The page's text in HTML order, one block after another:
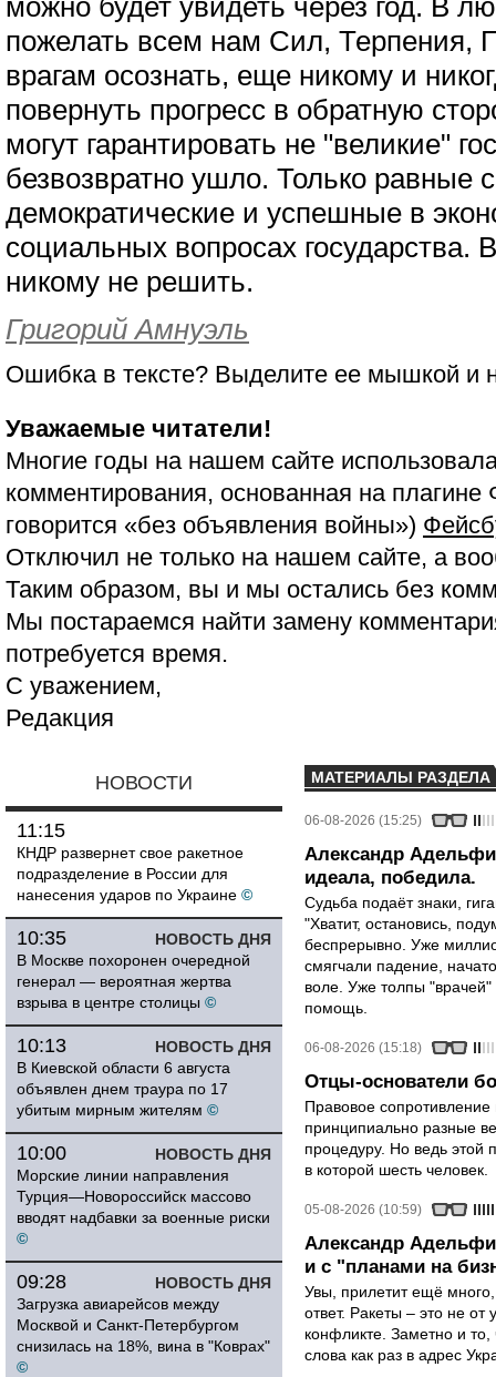
можно будет увидеть через год. В
пожелать всем нам Сил, Терпения,
врагам осознать, еще никому и
повернуть прогресс в обратную
могут гарантировать не "великие"
безвозвратно ушло. Только равные
демократические и успешные в
социальных вопросах государства.
никому не решить.
Григорий Амнуэль
Ошибка в тексте? Выделите ее мышкой и
Уважаемые читатели!
Многие годы на нашем сайте
комментирования, основанная на
говорится «без объявления войны»)
Отключил не только на нашем сайте, а
Таким образом, вы и мы остались без
Мы постараемся найти замену
потребуется время.
С уважением,
Редакция
НОВОСТИ
11:15
КНДР развернет свое ракетное
подразделение в России для
нанесения ударов по Украине ©
НОВОСТЬ ДНЯ
10:35
В Москве похоронен очередной
генерал — вероятная жертва
взрыва в центре столицы ©
НОВОСТЬ ДНЯ
10:13
В Киевской области 6 августа
объявлен днем траура по 17
убитым мирным жителям ©
НОВОСТЬ ДНЯ
10:00
Морские линии направления
Турция—Новороссийск массово
вводят надбавки за военные риски
©
НОВОСТЬ ДНЯ
09:28
Загрузка авиарейсов между
Москвой и Санкт-Петербургом
снизилась на 18%, вина в "Коврах"
©
МАТЕРИАЛЫ РАЗДЕЛА
06-08-2026 (15:25)
Александр
идеала, победила.
Судьба подаёт знаки,
"Хватит, остановись,
беспрерывно. Уже
смягчали падение,
воле. Уже толпы
помощь.
06-08-2026 (15:18)
Отцы-основатели
Правовое
принципиально разные
процедуру. Но ведь этой
в которой шесть человек.
05-08-2026 (10:59)
Александр
и с "планами на
Увы, прилетит ещё
ответ. Ракеты – это не от
конфликте. Заметно и
слова как раз в адрес